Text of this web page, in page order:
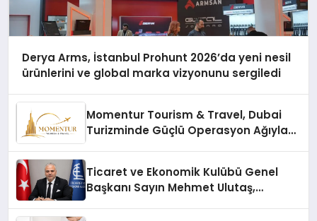
Derya Arms, İstanbul Prohunt 2026’da yeni nesil
ürünlerini ve global marka vizyonunu sergiledi
Momentur Tourism & Travel, Dubai
Turizminde Güçlü Operasyon Ağıyla
Ticaret ve Ekonomik Kulübü Genel
Başkanı Sayın Mehmet Ulutaş,